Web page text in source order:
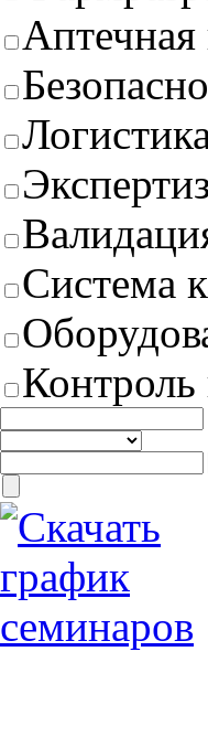
Аптечная
Система